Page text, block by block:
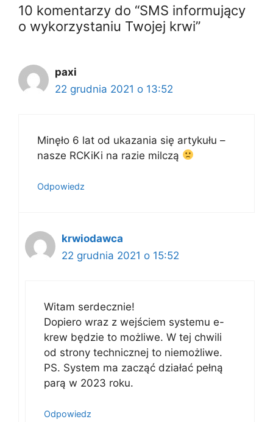
10 komentarzy do “SMS informujący
o wykorzystaniu Twojej krwi”
paxi
22 grudnia 2021 o 13:52
Minęło 6 lat od ukazania się artykułu –
nasze RCKiKi na razie milczą
Odpowiedz
krwiodawca
22 grudnia 2021 o 15:52
Witam serdecznie!
Dopiero wraz z wejściem systemu e-
krew będzie to możliwe. W tej chwili
od strony technicznej to niemożliwe.
PS. System ma zacząć działać pełną
parą w 2023 roku.
Odpowiedz